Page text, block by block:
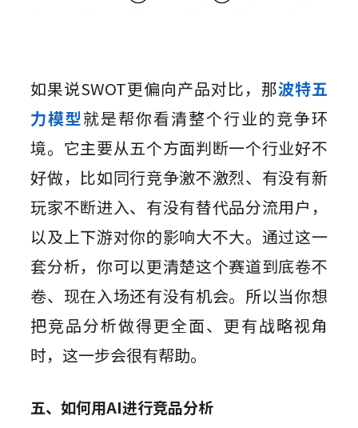
如果说SWOT更偏向产品对比，那波特五
力模型就是帮你看清整个行业的竞争环
境。它主要从五个方面判断一个行业好不
好做，比如同行竞争激不激烈、有没有新
玩家不断进入、有没有替代品分流用户，
以及上下游对你的影响大不大。通过这一
套分析，你可以更清楚这个赛道到底卷不
卷、现在入场还有没有机会。所以当你想
把竞品分析做得更全面、更有战略视角
时，这一步会很有帮助。
五、如何用AI进行竞品分析